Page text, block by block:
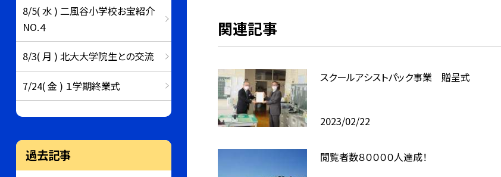
関連記事
スクールアシストパック事業 贈呈式
2023/02/22
閲覧者数８００００人達成！
8/5( 水 ) 二風谷小学校お宝紹介
NO.４
8/3( 月 ) 北大大学院生との交流
7/24( 金 ) １学期終業式
過去記事